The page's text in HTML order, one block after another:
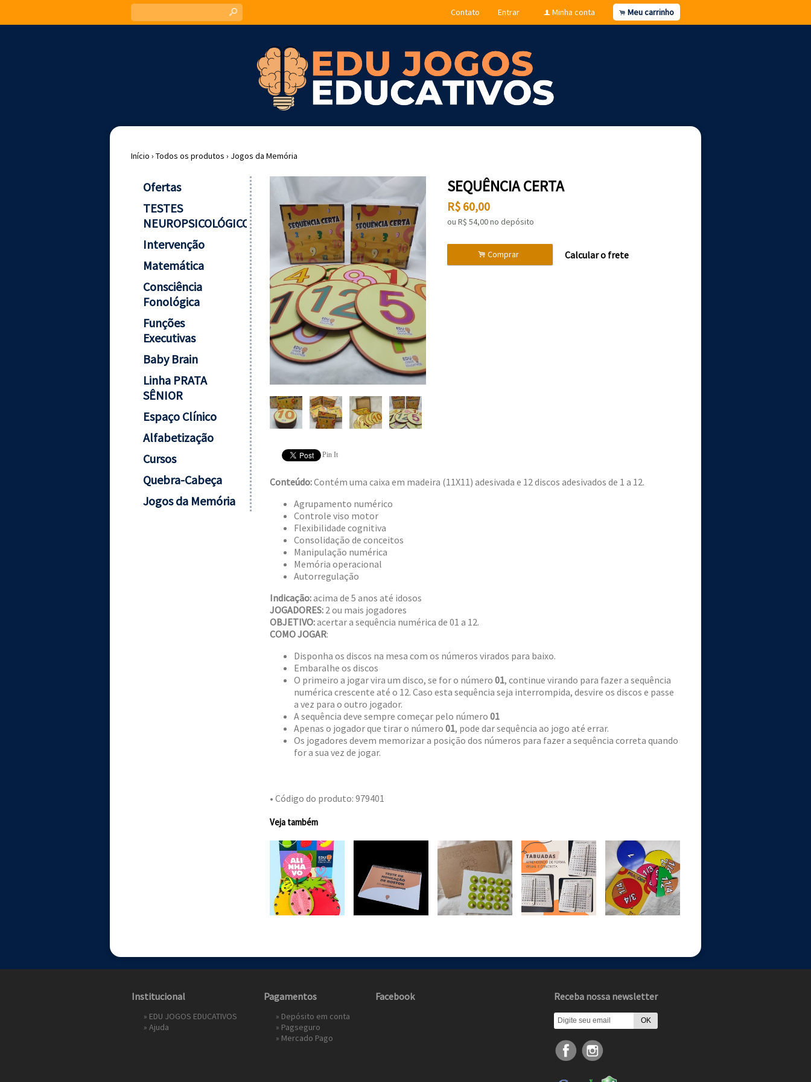
s Contato Entrar f Minha conta . Meu carrinho
Início › Todos os produtos › Jogos da Memória
Ofertas
TESTES
NEUROPSICOLÓGICOS
Intervenção
Matemática
Consciência
Fonológica
Funções
Executivas
Baby Brain
Linha PRATA
SÊNIOR
Espaço Clínico
Alfabetização
Cursos
Quebra-Cabeça
Jogos da Memória
Pin It
SEQUÊNCIA CERTA
R$ 60,00
ou R$ 54,00no depósito
. Comprar Calcular o frete
Conteúdo:Contém uma caixa em madeira (11X11) adesivada e 12 discos adesivados de 1 a 12.
Agrupamento numérico
Controle viso motor
Flexibilidade cognitiva
Consolidação de conceitos
Manipulação numérica
Memória operacional
Autorregulação
Indicação:acima de 5 anos até idosos
JOGADORES: 2 ou mais jogadores
OBJETIVO:acertar a sequência numérica de 01 a 12.
COMO JOGAR:
Disponha os discos na mesa com os números virados para baixo.
Embaralhe os discos
O primeiro a jogar vira um disco, se for o número 01, continue virando para fazer a sequência
numérica crescente até o 12. Caso esta sequência seja interrompida, desvire os discos e passe
a vez para o outro jogador.
A sequência deve sempre começar pelo número 01
Apenas o jogador que tirar o número 01, pode dar sequência ao jogo até errar.
Os jogadores devem memorizar a posição dos números para fazer a sequência correta quando
for a sua vez de jogar.
• Código do produto: 979401
Veja também
Institucional
» EDU JOGOS EDUCATIVOS
» Ajuda
Pagamentos
» Depósito em conta
» Pagseguro
» Mercado Pago
Facebook Receba nossa newsletter